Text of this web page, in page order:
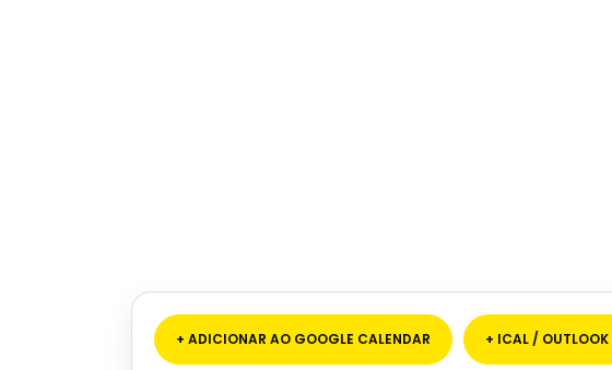
+ ADICIONAR AO GOOGLE CALENDAR + ICAL / OUTLOOK